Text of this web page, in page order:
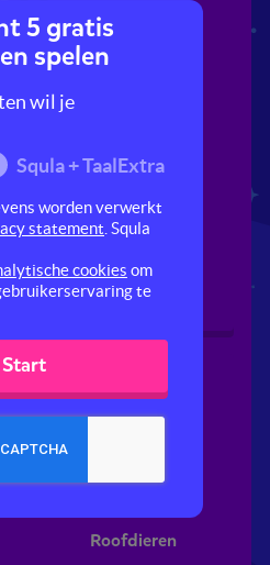
Gekke dieren
Roofdieren
5 gratis
spelen
wil je
Squla + TaalExtra
worden verwerkt
statement . Squla
cookies om
te
Start